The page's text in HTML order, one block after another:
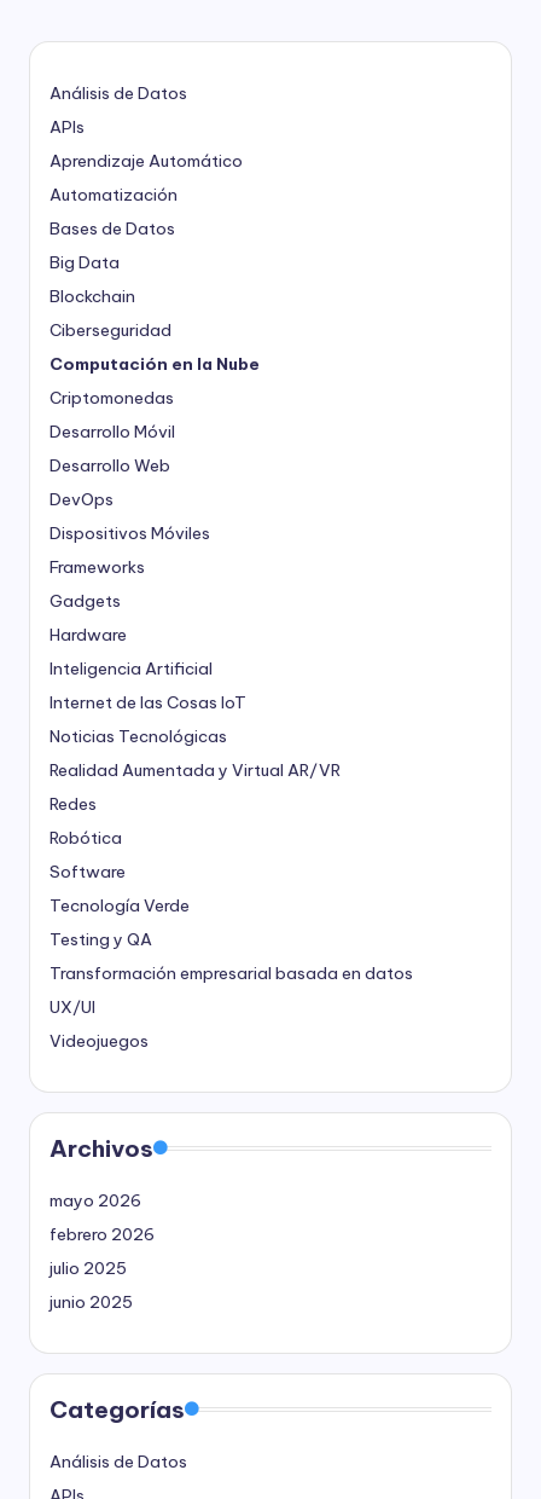
de
entradas
Análisis de Datos
APIs
Aprendizaje Automático
Automatización
Bases de Datos
Big Data
Blockchain
Ciberseguridad
Computación en la Nube
Criptomonedas
Desarrollo Móvil
Desarrollo Web
DevOps
Dispositivos Móviles
Frameworks
Gadgets
Hardware
Inteligencia Artificial
Internet de las Cosas IoT
Noticias Tecnológicas
Realidad Aumentada y Virtual AR/VR
Redes
Robótica
Software
Tecnología Verde
Testing y QA
Transformación empresarial basada en datos
UX/UI
Videojuegos
Archivos
mayo 2026
febrero 2026
julio 2025
junio 2025
Categorías
Análisis de Datos